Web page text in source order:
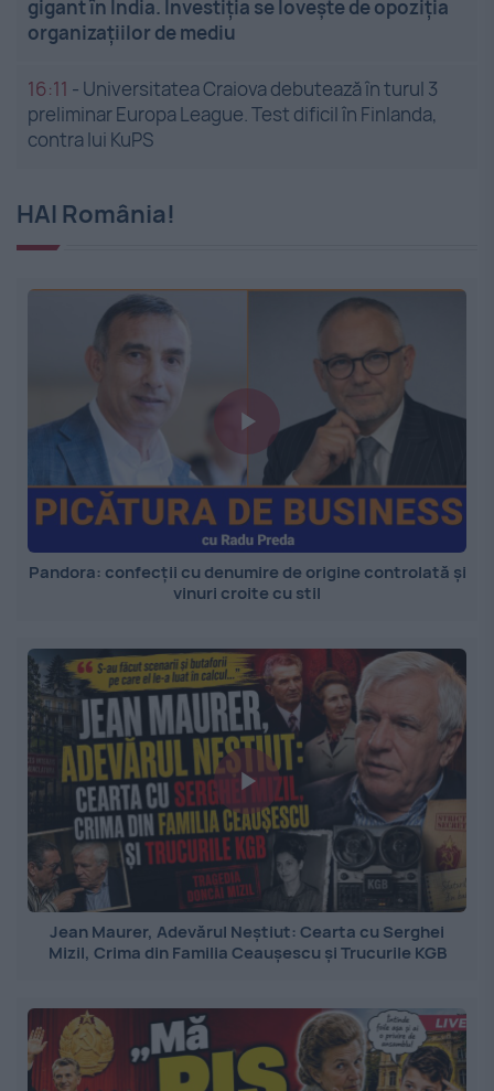
gigant în India. Investiția se lovește de opoziția
organizațiilor de mediu
16:11 - Universitatea Craiova debutează în turul 3
preliminar Europa League. Test dificil în Finlanda,
contra lui KuPS
HAI România!
Pandora: confecții cu denumire de origine controlată și
vinuri croite cu stil
Jean Maurer, Adevărul Neștiut: Cearta cu Serghei
Mizil, Crima din Familia Ceaușescu și Trucurile KGB